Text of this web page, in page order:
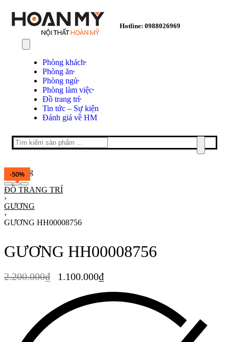
Hotline: 0988026969
Phòng khách
Phòng ăn
Phòng ngủ
Phòng làm việc
Đồ trang trí
Tin tức – Sự kiện
Đánh giá về HM
-50%
ĐỒ TRANG TRÍ
›
GƯƠNG
›
GƯƠNG HH00008756
GƯƠNG HH00008756
2.200.000₫ 1.100.000₫